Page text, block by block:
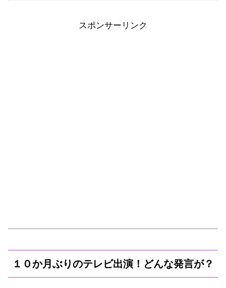
スポンサーリンク
１０か月ぶりのテレビ出演！どんな発言が？